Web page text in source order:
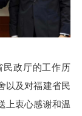
政厅的工作历
以及对福建省民
上衷心感谢和温